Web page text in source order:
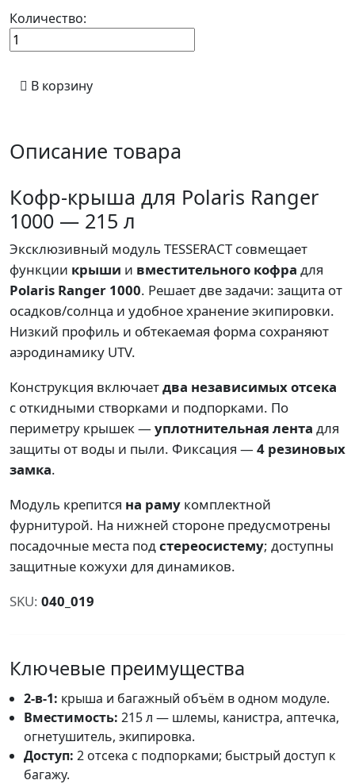
Количество:
В корзину
Описание товара
Кофр-крыша для Polaris Ranger
1000 — 215 л
Эксклюзивный модуль TESSERACT совмещает
функции крыши и вместительного кофра для
Polaris Ranger 1000. Решает две задачи: защита от
осадков/солнца и удобное хранение экипировки.
Низкий профиль и обтекаемая форма сохраняют
аэродинамику UTV.
Конструкция включаетдва независимых отсека
с откидными створками и подпорками. По
периметру крышек —уплотнительная лента для
защиты от воды и пыли. Фиксация —4 резиновых
замка.
Модуль крепится на раму комплектной
фурнитурой. На нижней стороне предусмотрены
посадочные места подстереосистему; доступны
защитные кожухи для динамиков.
SKU: 040_019
Ключевые преимущества
2-в-1: крыша и багажный объём в одном модуле.
Вместимость: 215 л — шлемы, канистра, аптечка,
огнетушитель, экипировка.
Доступ: 2 отсека с подпорками; быстрый доступ к
багажу.